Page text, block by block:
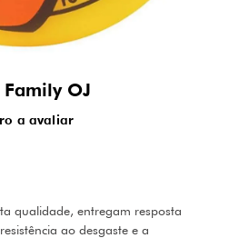
Family OJ
a avaliar
qualidade, entregam resposta
ao desgaste e a